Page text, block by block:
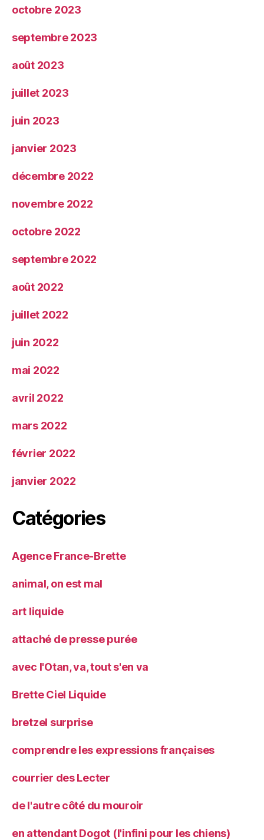
octobre 2023
septembre 2023
août 2023
juillet 2023
juin 2023
janvier 2023
décembre 2022
novembre 2022
octobre 2022
septembre 2022
août 2022
juillet 2022
juin 2022
mai 2022
avril 2022
mars 2022
février 2022
janvier 2022
Catégories
Agence France-Brette
animal, on est mal
art liquide
attaché de presse purée
avec l'Otan, va, tout s'en va
Brette Ciel Liquide
bretzel surprise
comprendre les expressions françaises
courrier des Lecter
de l'autre côté du mouroir
en attendant Dogot (l'infini pour les chiens)